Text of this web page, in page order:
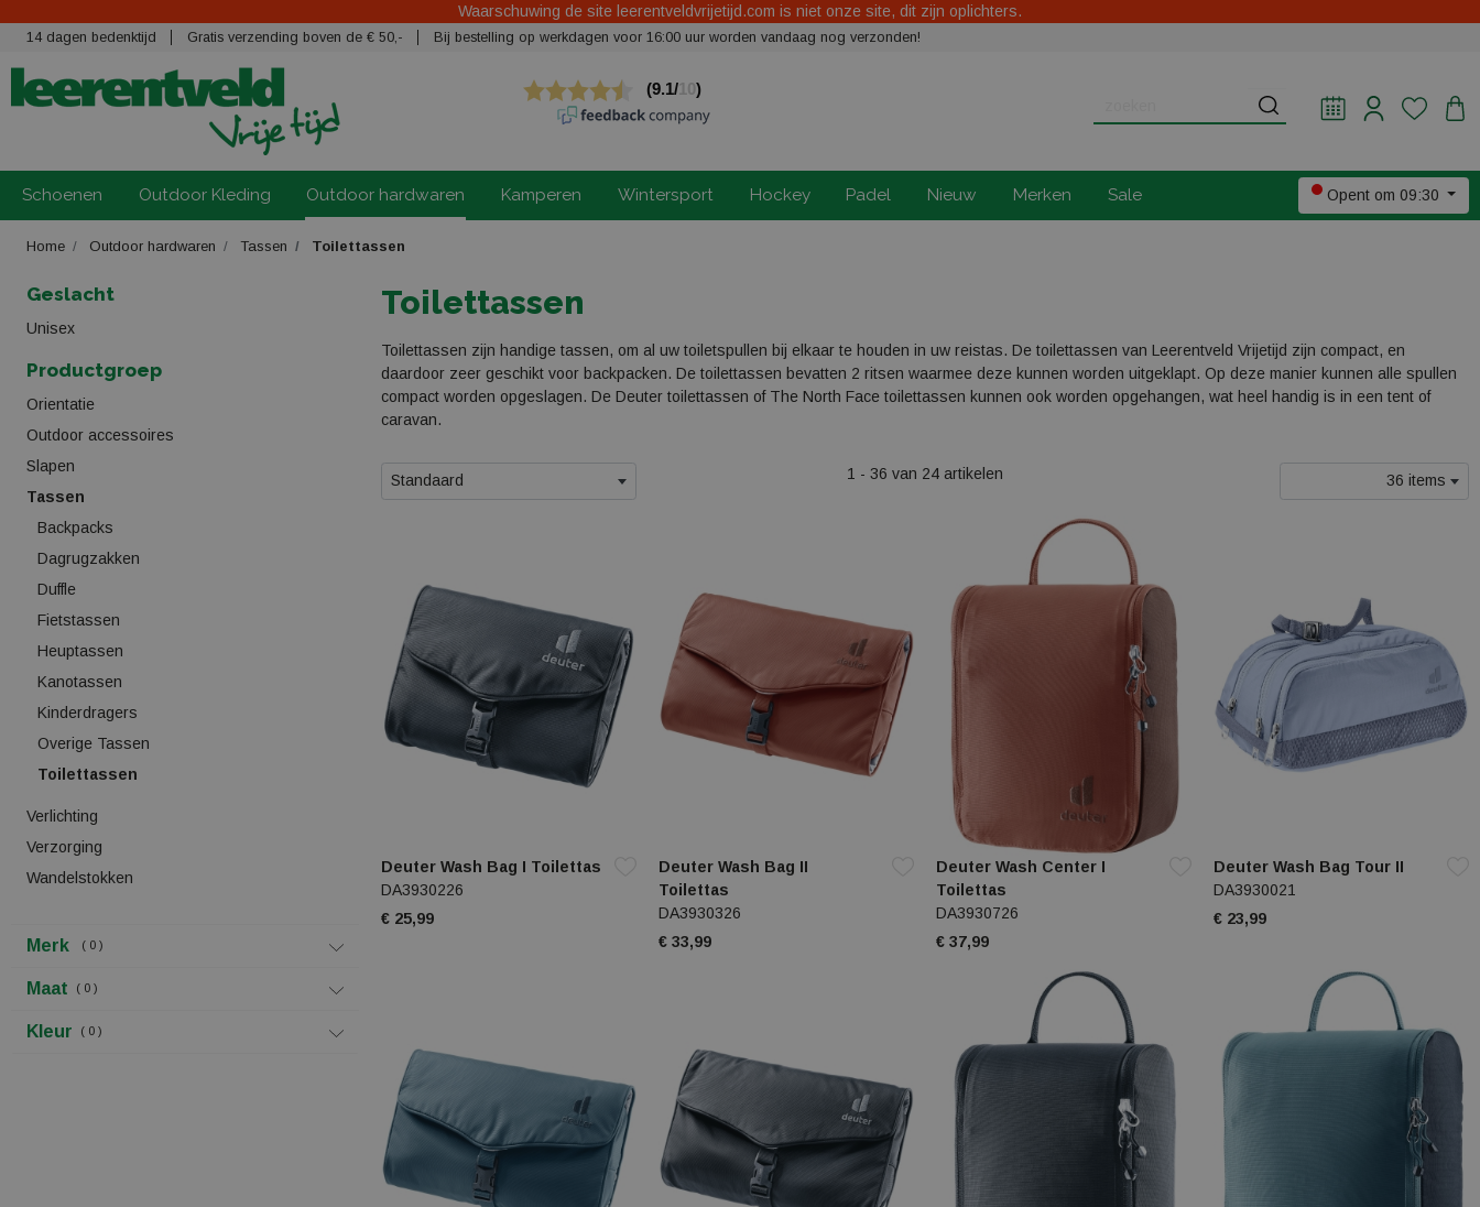
Waarschuwing de site leerentveldvrijetijd.com is niet onze site, dit zijn oplichters.
14 dagen bedenktijd Gratis verzending boven de € 50,- Bij bestelling op werkdagen voor 16:00 uur worden vandaag nog verzonden!
Schoenen Outdoor Kleding Outdoor hardwaren Kamperen Wintersport Hockey Padel Nieuw Merken Sale Opent om 09:30
Home Outdoor hardwaren Tassen Toilettassen
Geslacht
Unisex
Productgroep
Orientatie
Outdoor accessoires
Slapen
Tassen
Backpacks
Dagrugzakken
Duffle
Fietstassen
Heuptassen
Kanotassen
Kinderdragers
Overige Tassen
Toilettassen
Verlichting
Verzorging
Wandelstokken
Merk 0
Maat 0
Kleur 0
Toilettassen
Toilettassen zijn handige tassen, om al uw toiletspullen bij elkaar te houden in uw reistas. De toilettassen van Leerentveld Vrijetijd zijn compact, en
daardoor zeer geschikt voor backpacken. De toilettassen bevatten 2 ritsen waarmee deze kunnen worden uitgeklapt. Op deze manier kunnen alle spullen
compact worden opgeslagen. De Deuter toilettassen of The North Face toilettassen kunnen ook worden opgehangen, wat heel handig is in een tent of
caravan.
Standaard 1 - 36 van 24 artikelen 36 items
Deuter Wash Bag I Toilettas
DA3930226
€ 25,99
Deuter Wash Bag II
Toilettas
DA3930326
€ 33,99
Deuter Wash Center I
Toilettas
DA3930726
€ 37,99
Deuter Wash Bag Tour II
DA3930021
€ 23,99